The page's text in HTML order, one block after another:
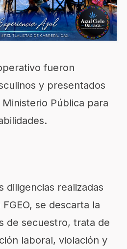
fueron
y presentados
Pública para
realizadas
se descarta la
de secuestro, trata de
laboral, violación y